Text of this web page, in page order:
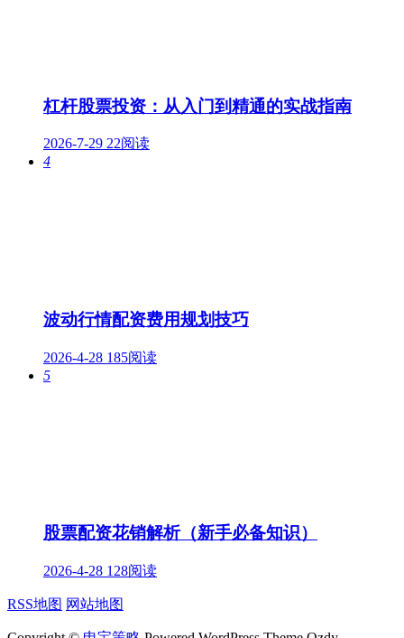
杠杆股票投资：从入门到精通的实战指南
2026-7-29 22阅读
4
波动行情配资费用规划技巧
2026-4-28 185阅读
5
股票配资花销解析（新手必备知识）
2026-4-28 128阅读
RSS地图 网站地图